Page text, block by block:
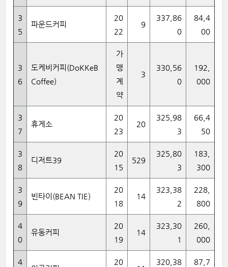
3
5
파운드커피
20
22
9
337,86
0
84,4
00
3
6
도케비커피(DoKKeB
Coffee)
가
맹
계
약
3
330,56
0
192,
000
3
7
휴게소
20
23
20
325,98
3
66,4
50
3
8
디저트39
20
15
529
325,80
3
183,
300
3
9
빈타이(BEAN TIE)
20
18
14
323,38
2
228,
800
4
0
유동커피
20
19
14
323,30
1
260,
000
4
20
320,38
87,7